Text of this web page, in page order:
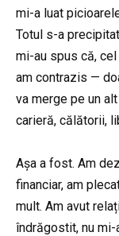
mi-a luat
Totul s-a
mi-au spus că,
am contrazis —
va merge pe un
carieră, călătorii,
Așa a fost. Am
financiar, am
mult. Am avut
îndrăgostit, nu mi-